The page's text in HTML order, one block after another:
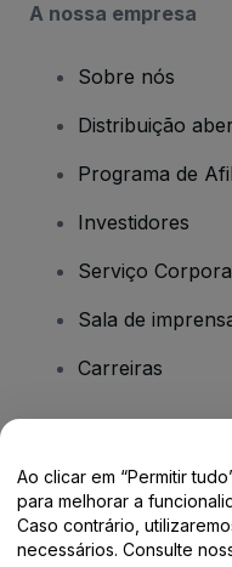
A nossa empresa
Sobre nós
Distribuição
Programa de
Investidores
Serviço
Sala de
Carreiras
Centro de
Ao clicar em “Permitir
para melhorar a
Caso contrário,
necessários. Consulte